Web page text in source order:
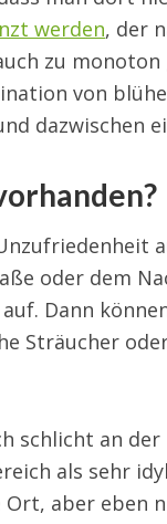
werden, der
zu
von
dazwischen
oder dem
Dann
Sträucher
schlicht an
als sehr
aber eben